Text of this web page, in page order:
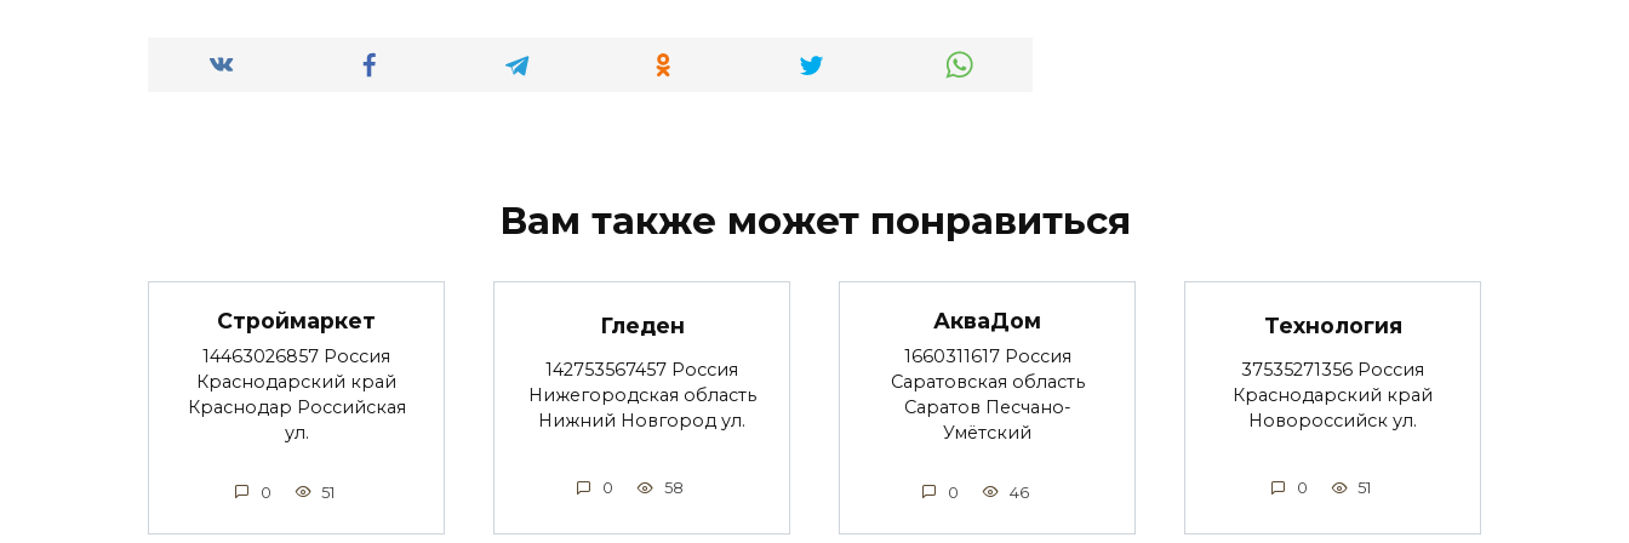
Вам также может понравиться
Строймаркет
14463026857 Россия
Краснодарский край
Краснодар Российская
ул.
0 51
Гледен
142753567457 Россия
Нижегородская область
Нижний Новгород ул.
0 58
АкваДом
1660311617 Россия
Саратовская область
Саратов Песчано-
Умётский
0 46
Технология
37535271356 Россия
Краснодарский край
Новороссийск ул.
0 51